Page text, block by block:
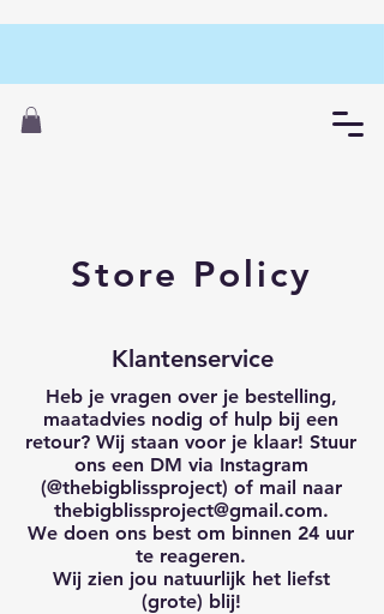
Store Policy
Klantenservice
Heb je vragen over je bestelling,
maatadvies nodig of hulp bij een
retour? Wij staan voor je klaar! Stuur
ons een DM via Instagram
(@thebigblissproject) of mail naar
thebigblissproject@gmail.com.
We doen ons best om binnen 24 uur
te reageren.
Wij zien jou natuurlijk het liefst
(grote) blij!